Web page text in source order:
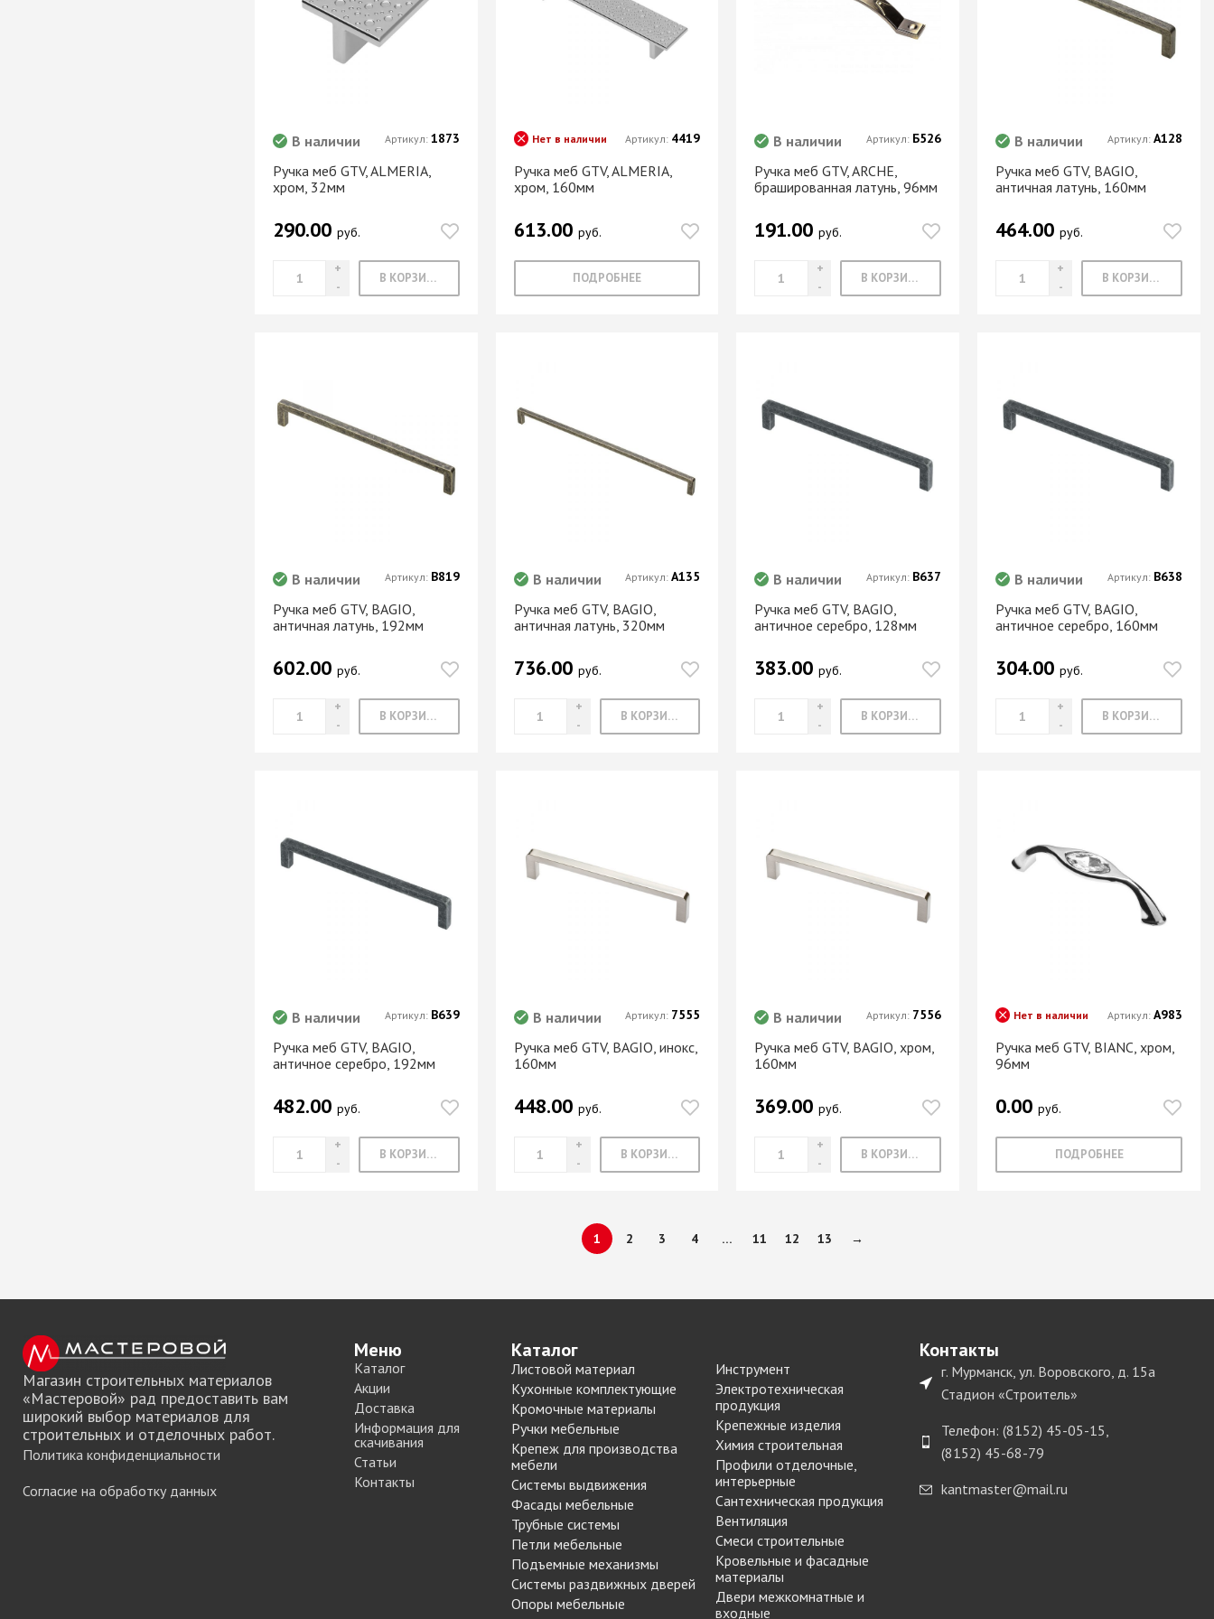
МАРКЕР МЕБЕЛЬНЫЙ
мебели
Замки мебельные
Корзины Kessebohmer
Штанги выдвижные,
Решетки
вентиляционные
мебельные
Клей-расплав
Ручка меб GTV, ALMERIA,
хром, 32мм
В наличии
290.00 руб.
В КОРЗИНУ
Артикул: 1873
Ручка меб GTV, ALMERIA,
хром, 160мм
Нет в наличии
613.00 руб.
ПОДРОБНЕЕ
Артикул: 4419
Ручка меб GTV, ARCHE,
брашированная латунь, 96мм
В наличии
191.00руб.
В КОРЗИНУ
Артикул: Б526
Ручка меб GTV, BAGIO,
античная латунь, 160мм
В наличии
464.00руб.
В КОРЗИНУ
Артикул: А128
Ручка меб GTV, BAGIO,
античная латунь, 192мм
В наличии
602.00 руб.
В КОРЗИНУ
Артикул: В819
Ручка меб GTV, BAGIO,
античная латунь, 320мм
В наличии
736.00 руб.
В КОРЗИНУ
Артикул:А135
Ручка меб GTV, BAGIO,
античное серебро, 128мм
В наличии
383.00руб.
В КОРЗИНУ
Артикул: В637
Ручка меб GTV, BAGIO,
античное серебро, 160мм
В наличии
304.00руб.
В КОРЗИНУ
Артикул: В638
Ручка меб GTV, BAGIO,
античное серебро, 192мм
В наличии
482.00 руб.
В КОРЗИНУ
Артикул: В639
Ручка меб GTV, BAGIO, инокс,
160мм
В наличии
448.00 руб.
В КОРЗИНУ
Артикул: 7555
Ручка меб GTV, BAGIO, хром,
160мм
В наличии
369.00руб.
В КОРЗИНУ
Артикул: 7556
Ручка меб GTV, BIANC, хром,
96мм
Нет в наличии
0.00руб.
ПОДРОБНЕЕ
Артикул: А983
1 2 3 4 … 11 12 13 →
Магазин строительных материалов
«Мастеровой» рад предоставить вам
широкий выбор материалов для
строительных и отделочных работ.
Политика конфиденциальности
Согласие на обработку данных
Меню
Каталог
Акции
Доставка
Информация для
скачивания
Статьи
Контакты
Каталог
Листовой материал
Кухонные комплектующие
Кромочные материалы
Ручки мебельные
Крепеж для производства
мебели
Системы выдвижения
Фасады мебельные
Трубные системы
Петли мебельные
Подъемные механизмы
Системы раздвижных дверей
Опоры мебельные
Инструмент
Электротехническая
продукция
Крепежные изделия
Химия строительная
Профили отделочные,
интерьерные
Сантехническая продукция
Вентиляция
Смеси строительные
Кровельные и фасадные
материалы
Двери межкомнатные и
входные
Контакты
г. Мурманск, ул. Воровского, д. 15а
Стадион «Строитель»
Телефон: (8152) 45-05-15,
(8152) 45-68-79
kantmaster@mail.ru